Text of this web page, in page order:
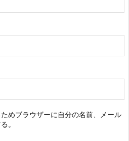
めブラウザーに自分の名前、メール
。